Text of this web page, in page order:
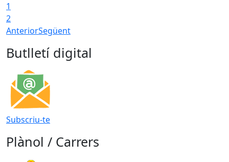
1
2
AnteriorSegüent
Butlletí digital
Subscriu-te
Plànol / Carrers